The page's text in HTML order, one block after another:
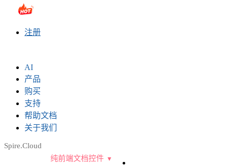
sales@e-iceblue.com
注册
AI
产品
购买
支持
帮助文档
关于我们
Spire.Cloud
纯前端文档控件